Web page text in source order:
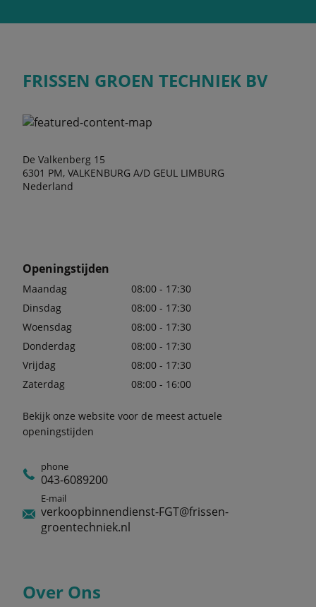
FRISSEN GROEN TECHNIEK BV
De Valkenberg 15
6301 PM, VALKENBURG A/D GEUL LIMBURG
Nederland
Openingstijden
Maandag
08:00 - 17:30
Dinsdag
08:00 - 17:30
Woensdag
08:00 - 17:30
Donderdag
08:00 - 17:30
Vrijdag
08:00 - 17:30
Zaterdag
08:00 - 16:00
Bekijk onze website voor de meest actuele
openingstijden
phone
043-6089200
E-mail
verkoopbinnendienst-FGT@frissen-
groentechniek.nl
Over Ons